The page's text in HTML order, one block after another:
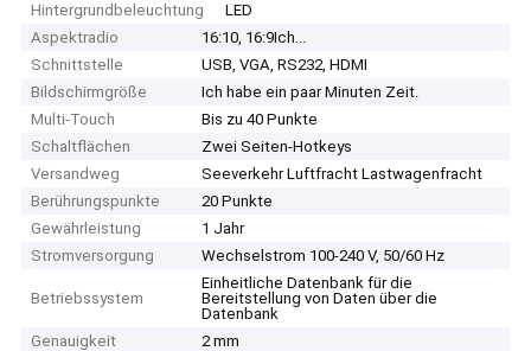
Hintergrundbeleuchtung
LED
Aspektradio
16:10, 16:9Ich...
Schnittstelle
USB, VGA, RS232, HDMI
Bildschirmgröße
Ich habe ein paar Minuten Zeit.
Multi-Touch
Bis zu 40 Punkte
Schaltflächen
Zwei Seiten-Hotkeys
Versandweg
Seeverkehr Luftfracht Lastwagenfracht
Berührungspunkte
20 Punkte
Gewährleistung
1 Jahr
Stromversorgung
Wechselstrom 100-240 V, 50/60 Hz
Betriebssystem
Einheitliche Datenbank für die
Bereitstellung von Daten über die
Datenbank
Genauigkeit
2 mm